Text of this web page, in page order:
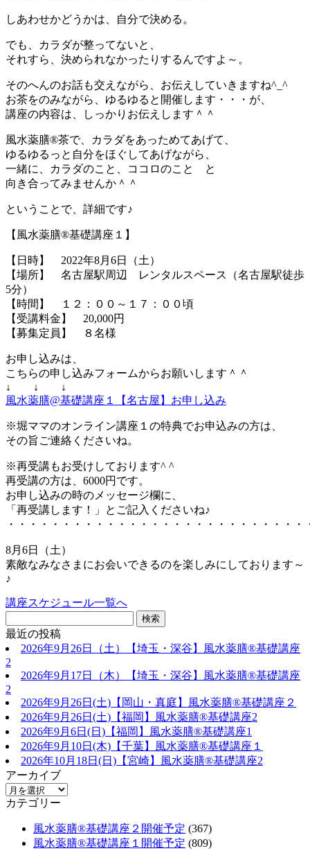
しあわせかどうかは、自分で決める。
でも、カラダが整ってないと、
それすら、決められなかったりするんですよ～。
そのへんのお話も交えながら、お伝えしていきますね^_^
お茶をのみながら、ゆるゆると開催します・・・が、
講座の内容は、しっかりお伝えします＾＾
風水薬膳®茶で、カラダをあっためてあげて、
ゆるゆるっと自分をほぐしてあげながら、
一緒に、カラダのこと、ココロのこと と
向き合ってみませんか＾＾
ということで、詳細です♪
【風水薬膳®基礎講座１】
【日時】 2022年8月6日（土）
【場所】 名古屋駅周辺 レンタルスペース（名古屋駅徒歩
5分）
【時間】 １２：００～１７：００頃
【受講料金】 20,000円
【募集定員】 ８名様
お申し込みは、
こちらの申し込みフォームからお願いします＾＾
↓ ↓ ↓
風水薬膳@基礎講座１【名古屋】お申し込み
※堀ママのオンライン講座１の特典でお申込みの方は、
その旨ご連絡くださいね。
※再受講もお受けしております^ ^
再受講の方は、6000円です。
お申し込みの時のメッセージ欄に、
「再受講します！」とご記入くださいね♪
・・・・・・・・・・・・・・・・・・・・・・・・・・・
8月6日（土）
素敵なみなさまにお会いできるのを楽しみにしております～
♪
講座スケジュール一覧へ
最近の投稿
2026年9月26日（土）【埼玉・深谷】風水薬膳®基礎講座
2
2026年9月17日（木）【埼玉・深谷】風水薬膳®基礎講座
2
2026年9月26日(土)【岡山・真庭】風水薬膳®基礎講座２
2026年9月26日(土)【福岡】風水薬膳®︎基礎講座2
2026年9月6日(日)【福岡】風水薬膳®︎基礎講座1
2026年9月10日(木)【千葉】風水薬膳®︎基礎講座１
2026年10月18日(日)【宮崎】風水薬膳®︎基礎講座2
アーカイブ
カテゴリー
風水薬膳®基礎講座２開催予定 (367)
風水薬膳®基礎講座１開催予定 (809)